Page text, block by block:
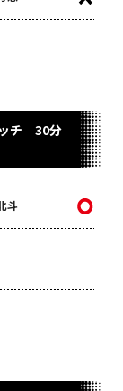
チ 30分
斗